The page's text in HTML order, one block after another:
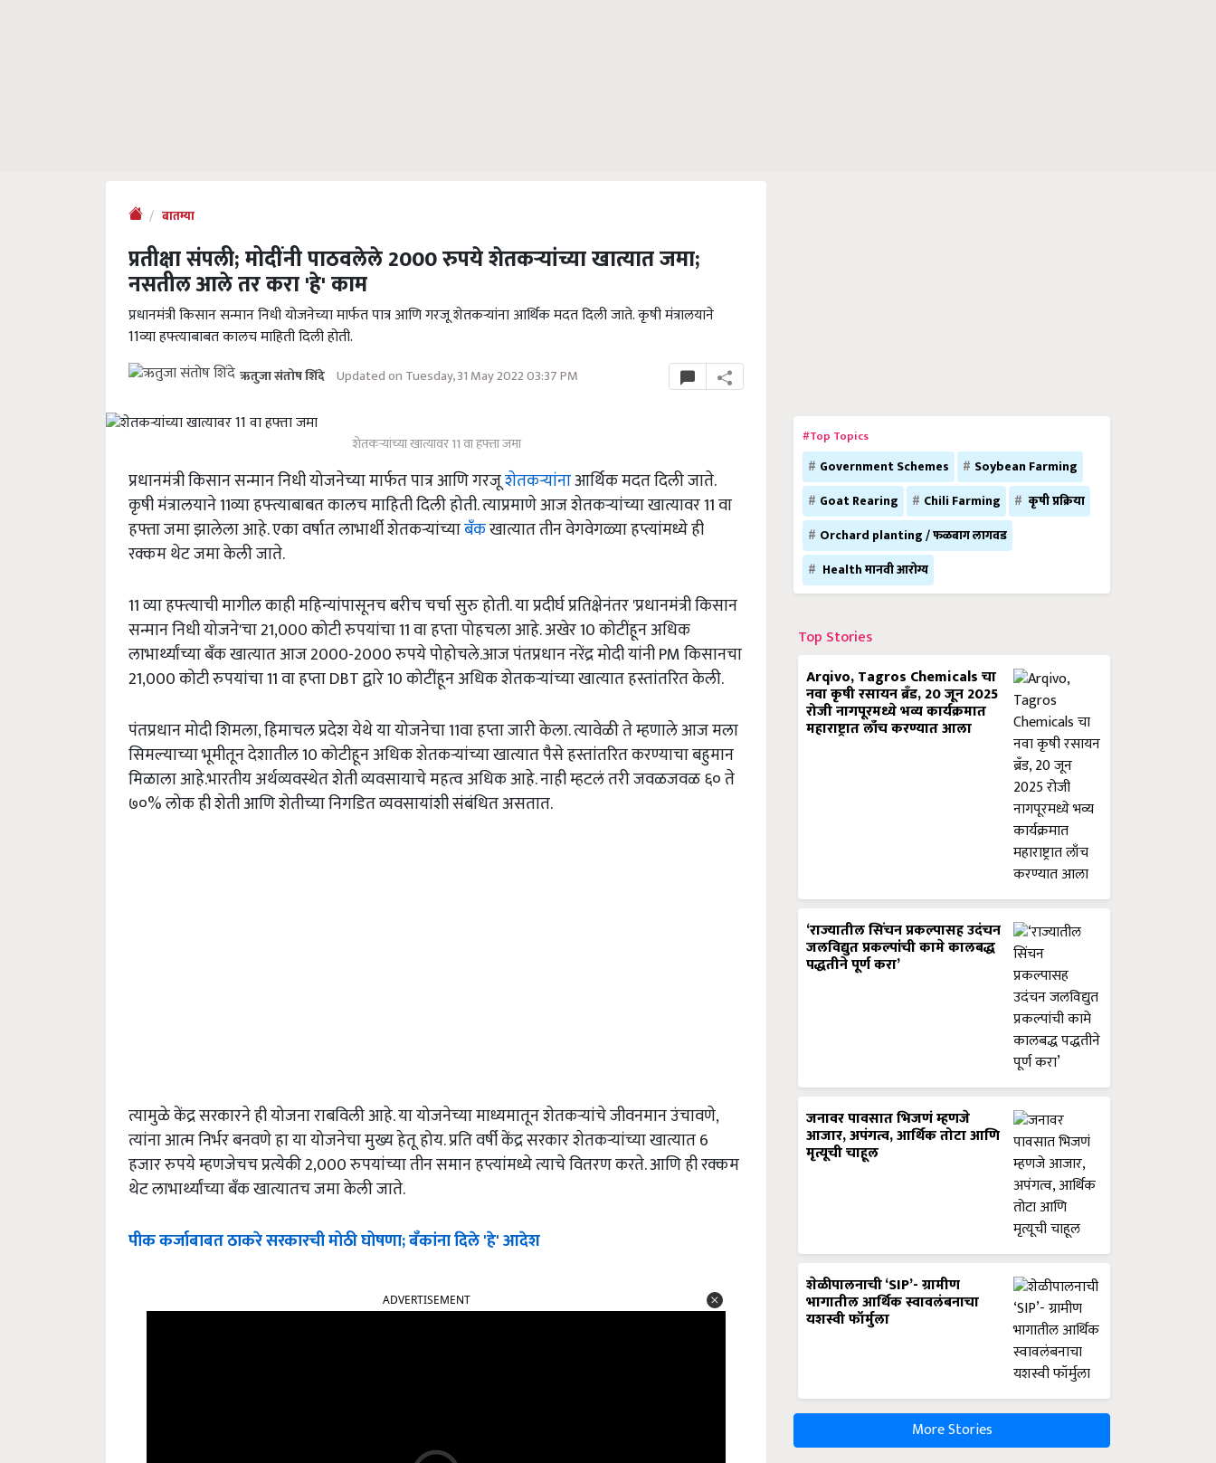
बातम्या
प्रतीक्षा संपली; मोदींनी पाठवलेले 2000 रुपये शेतकऱ्यांच्या खात्यात जमा;
नसतील आले तर करा 'हे' काम
प्रधानमंत्री किसान सन्मान निधी योजनेच्या मार्फत पात्र आणि गरजू शेतकऱ्यांना आर्थिक मदत दिली जाते. कृषी मंत्रालयाने
11व्या हफ्त्याबाबत कालच माहिती दिली होती.
ऋतुजा संतोष शिंदे Updated on Tuesday, 31 May 2022 03:37 PM
शेतकऱ्यांच्या खात्यावर 11 वा हफ्ता जमा
प्रधानमंत्री किसान सन्मान निधी योजनेच्या मार्फत पात्र आणि गरजूशेतकऱ्यांनाआर्थिक मदत दिली जाते.
कृषी मंत्रालयाने 11व्या हफ्त्याबाबत कालच माहिती दिली होती. त्याप्रमाणे आज शेतकऱ्यांच्या खात्यावर 11 वा
हफ्ता जमा झालेला आहे. एका वर्षात लाभार्थी शेतकऱ्यांच्याबँकखात्यात तीन वेगवेगळ्या हप्त्यांमध्ये ही
रक्कम थेट जमा केली जाते.
11 व्या हफ्त्याची मागील काही महिन्यांपासूनच बरीच चर्चा सुरु होती. या प्रदीर्घ प्रतिक्षेनंतर 'प्रधानमंत्री किसान
सन्मान निधी योजने'चा 21,000 कोटी रुपयांचा 11 वा हप्ता पोहचला आहे. अखेर 10 कोटींहून अधिक
लाभार्थ्यांच्या बँक खात्यात आज 2000-2000 रुपये पोहोचले.आज पंतप्रधान नरेंद्र मोदी यांनी PM किसानचा
21,000 कोटी रुपयांचा 11 वा हप्ता DBT द्वारे 10 कोटींहून अधिक शेतकऱ्यांच्या खात्यात हस्तांतरित केली.
पंतप्रधान मोदी शिमला, हिमाचल प्रदेश येथे या योजनेचा 11वा हप्ता जारी केला. त्यावेळी ते म्हणाले आज मला
सिमल्याच्या भूमीतून देशातील 10 कोटीहून अधिक शेतकऱ्यांच्या खात्यात पैसे हस्तांतरित करण्याचा बहुमान
मिळाला आहे.भारतीय अर्थव्यवस्थेत शेती व्यवसायाचे महत्व अधिक आहे. नाही म्हटलं तरी जवळजवळ ६० ते
७०% लोक ही शेती आणि शेतीच्या निगडित व्यवसायांशी संबंधित असतात.
त्यामुळे केंद्र सरकारने ही योजना राबविली आहे. या योजनेच्या माध्यमातून शेतकऱ्यांचे जीवनमान उंचावणे,
त्यांना आत्म निर्भर बनवणे हा या योजनेचा मुख्य हेतू होय. प्रति वर्षी केंद्र सरकार शेतकऱ्यांच्या खात्यात 6
हजार रुपये म्हणजेचच प्रत्येकी 2,000 रुपयांच्या तीन समान हप्त्यांमध्ये त्याचे वितरण करते. आणि ही रक्कम
थेट लाभार्थ्यांच्या बँक खात्यातच जमा केली जाते.
पीक कर्जाबाबत ठाकरे सरकारची मोठी घोषणा; बँकांना दिले 'हे' आदेश
#Top Topics
Government Schemes
Soybean Farming
Goat Rearing
Chili Farming
कृषी प्रक्रिया
Orchard planting / फळबाग लागवड
Health मानवी आरोग्य
Top Stories
Arqivo, Tagros Chemicals चा
नवा कृषी रसायन ब्रँड, 20 जून 2025
रोजी नागपूरमध्ये भव्य कार्यक्रमात
महाराष्ट्रात लाँच करण्यात आला
‘राज्यातील सिंचन प्रकल्पासह उदंचन
जलविद्युत प्रकल्पांची कामे कालबद्ध
पद्धतीने पूर्ण करा’
जनावर पावसात भिजणं म्हणजे
आजार, अपंगत्व, आर्थिक तोटा आणि
मृत्यूची चाहूल
शेळीपालनाची ‘SIP’- ग्रामीण
भागातील आर्थिक स्वावलंबनाचा
यशस्वी फॉर्मुला
More Stories